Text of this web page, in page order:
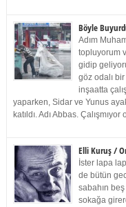
Böyle
Adım
topluyorum
gidip
göz odalı
inşaatta
yaparken, Sidar ve Yunus
katıldı. Adı Abbas.
Elli Kuruş /
İster lapa
de bütün
sabahın
sokağa